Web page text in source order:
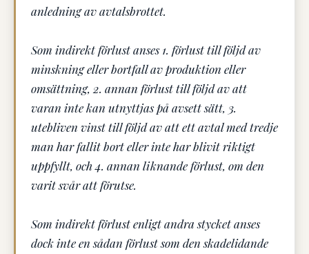
anledning av avtalsbrottet.
Som indirekt förlust anses 1. förlust till följd av
minskning eller bortfall av produktion eller
omsättning, 2. annan förlust till följd av att
varan inte kan utnyttjas på avsett sätt, 3.
utebliven vinst till följd av att ett avtal med tredje
man har fallit bort eller inte har blivit riktigt
uppfyllt, och 4. annan liknande förlust, om den
varit svår att förutse.
Som indirekt förlust enligt andra stycket anses
dock inte en sådan förlust som den skadelidande